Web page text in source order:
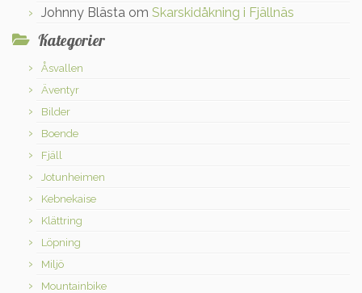
Johnny Blästa om Skarskidåkning i Fjällnäs
Kategorier
Åsvallen
Äventyr
Bilder
Boende
Fjäll
Jotunheimen
Kebnekaise
Klättring
Löpning
Miljö
Mountainbike